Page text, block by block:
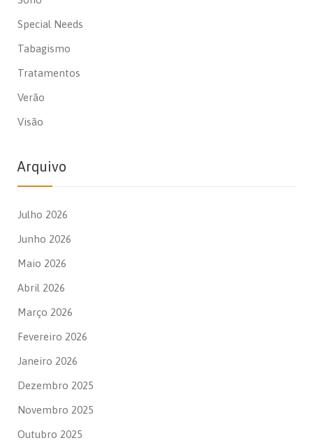
Special Needs
Tabagismo
Tratamentos
Verão
Visão
Arquivo
Julho 2026
Junho 2026
Maio 2026
Abril 2026
Março 2026
Fevereiro 2026
Janeiro 2026
Dezembro 2025
Novembro 2025
Outubro 2025